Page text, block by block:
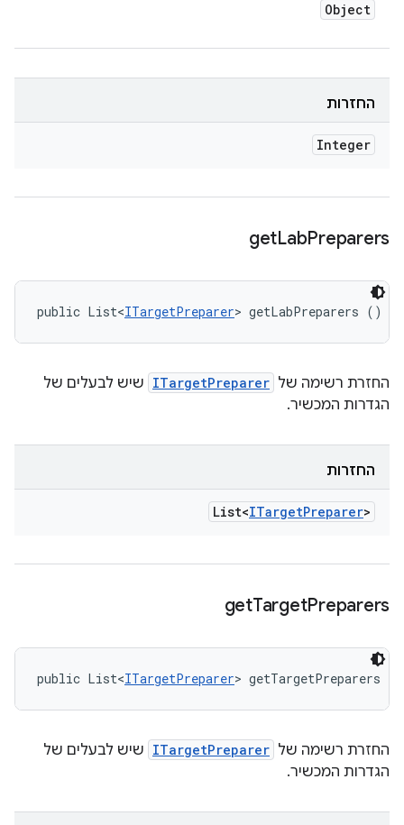
Object
החזרות
Integer
getLabPreparers
public List<ITargetPreparer> getLabPreparers ()
החזרת רשימה של ITargetPreparer שיש לבעלים של
הגדרות המכשיר.
החזרות
List<ITargetPreparer>
getTargetPreparers
public List<ITargetPreparer> getTargetPreparers ()
החזרת רשימה של ITargetPreparer שיש לבעלים של
הגדרות המכשיר.